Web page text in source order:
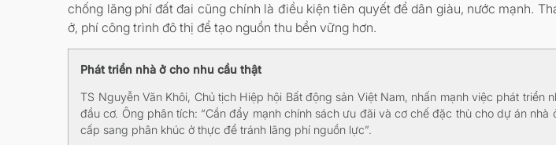
chống lãng phí đất đai cũng chính là điều kiện tiên quyết để dân giàu, nước mạnh.
ở, phí công trình đô thị để tạo nguồn thu bền vững hơn.
Phát triển nhà ở cho nhu cầu thật
TS Nguyễn Văn Khôi, Chủ tịch Hiệp hội Bất động sản Việt Nam, nhấn mạnh việc phát
đầu cơ. Ông phân tích: “Cần đẩy mạnh chính sách ưu đãi và cơ chế đặc thù cho dự án
cấp sang phân khúc ở thực để tránh lãng phí nguồn lực”.